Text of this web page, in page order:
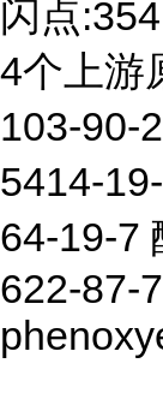
闪点
4个上游
103-90-
5414-
64-19-7
622-87-